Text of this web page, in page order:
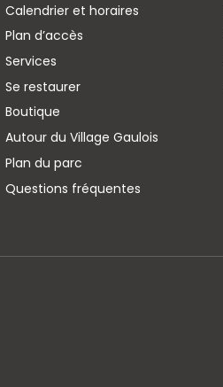
Calendrier et horaires
Plan d’accès
Services
Se restaurer
Boutique
Autour du Village Gaulois
Plan du parc
Questions fréquentes